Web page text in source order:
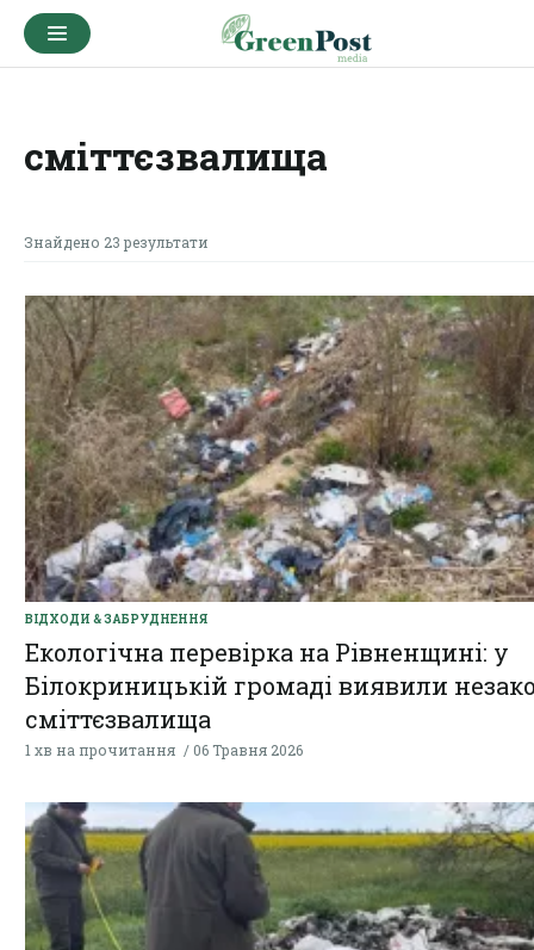
сміттєзвалища
Знайдено 23 результати
ВІДХОДИ & ЗАБРУДНЕННЯ
Екологічна перевірка на Рівненщині: у
Білокриницькій громаді виявили
сміттєзвалища
1 хв на прочитання 06 Травня 2026